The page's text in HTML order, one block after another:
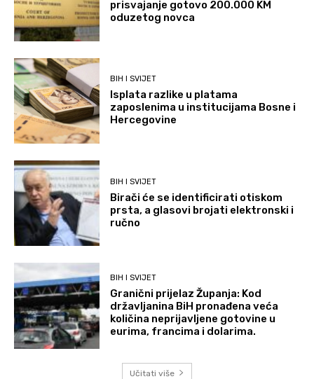
prisvajanje gotovo 200.000 KM
oduzetog novca
BIH I SVIJET
Isplata razlike u platama
zaposlenima u institucijama Bosne i
Hercegovine
BIH I SVIJET
Birači će se identificirati otiskom
prsta, a glasovi brojati elektronski i
ručno
BIH I SVIJET
Granični prijelaz Županja: Kod
državljanina BiH pronađena veća
količina neprijavljene gotovine u
eurima, francima i dolarima.
Učitati više